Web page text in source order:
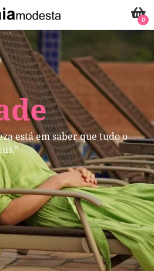
está em saber que tudo o
0